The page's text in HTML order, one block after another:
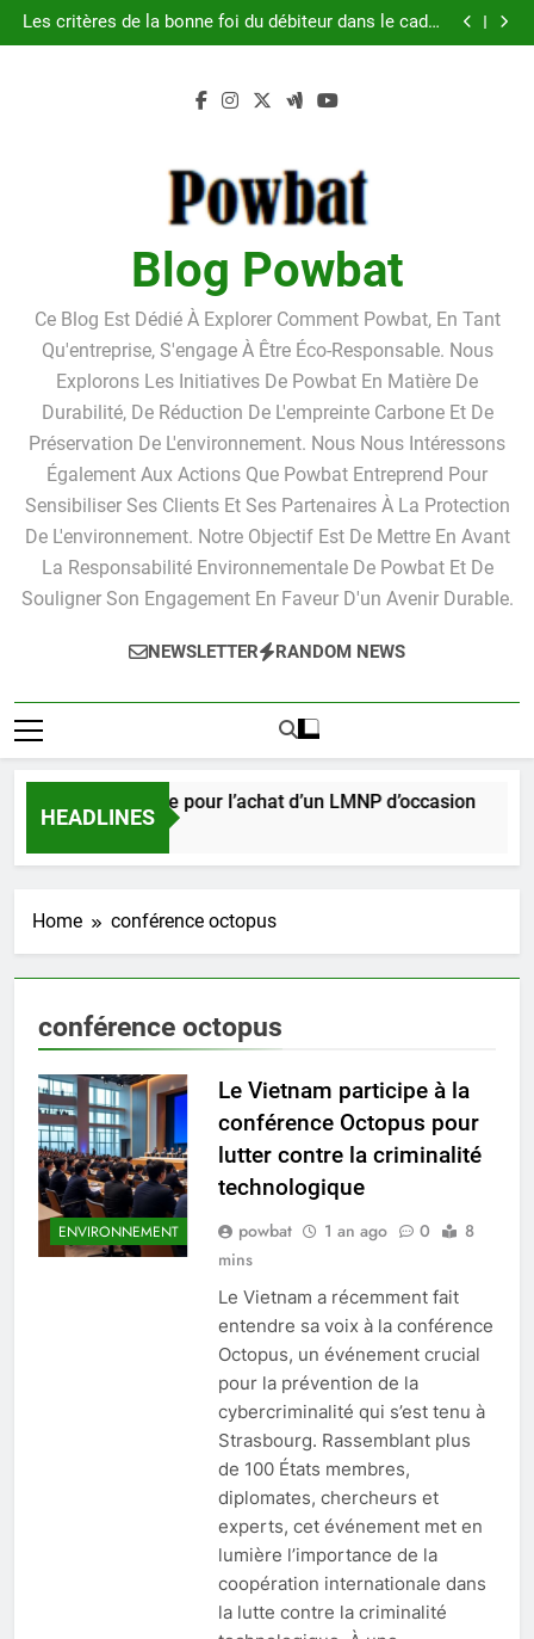
Skip
to
Les critères de la bonne foi du débiteur dans le cadre
de la procédure de surendettement
Linkavista 2026 : avis complet, tarifs, avantages et
Guide pratique pour l’achat d’un LMNP d’occasion
Les critères de la bonne foi du débiteur dans le cadre
un box de stockage ?
Blog Powbat
Ce Blog Est Dédié À Explorer Comment Powbat, En Tant
Qu'entreprise, S'engage À Être Éco-Responsable. Nous
Explorons Les Initiatives De Powbat En Matière De
Durabilité, De Réduction De L'empreinte Carbone Et De
Préservation De L'environnement. Nous Nous Intéressons
Également Aux Actions Que Powbat Entreprend Pour
Sensibiliser Ses Clients Et Ses Partenaires À La Protection
De L'environnement. Notre Objectif Est De Mettre En Avant
La Responsabilité Environnementale De Powbat Et De
Souligner Son Engagement En Faveur D'un Avenir Durable.
NEWSLETTER RANDOM NEWS
HEADLINES
Guide pratique pour l’achat d’un LMNP d’occasion
3 Semaines Ago
Home conférence octopus
conférence octopus
ENVIRONNEMENT
Le Vietnam participe à la
conférence Octopus pour
lutter contre la criminalité
technologique
powbat 1 an ago 0
8
mins
Le Vietnam a récemment fait
entendre sa voix à la conférence
Octopus, un événement crucial
pour la prévention de la
cybercriminalité qui s’est tenu à
Strasbourg. Rassemblant plus
de 100 États membres,
diplomates, chercheurs et
experts, cet événement met en
lumière l’importance de la
coopération internationale dans
la lutte contre la criminalité